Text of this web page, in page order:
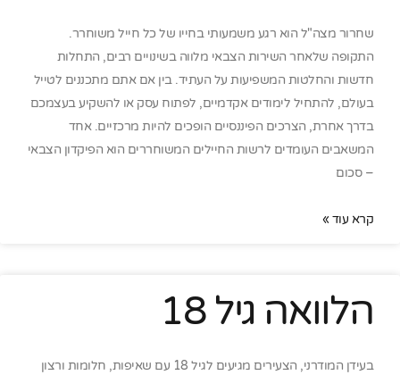
שחרור מצה"ל הוא רגע משמעותי בחייו של כל חייל משוחרר.
התקופה שלאחר השירות הצבאי מלווה בשינויים רבים, התחלות
חדשות והחלטות המשפיעות על העתיד. בין אם אתם מתכננים לטייל
בעולם, להתחיל לימודים אקדמיים, לפתוח עסק או להשקיע בעצמכם
בדרך אחרת, הצרכים הפיננסיים הופכים להיות מרכזיים. אחד
המשאבים העומדים לרשות החיילים המשוחררים הוא הפיקדון הצבאי
– סכום
קרא עוד »
הלוואה גיל 18
בעידן המודרני, הצעירים מגיעים לגיל 18 עם שאיפות, חלומות ורצון